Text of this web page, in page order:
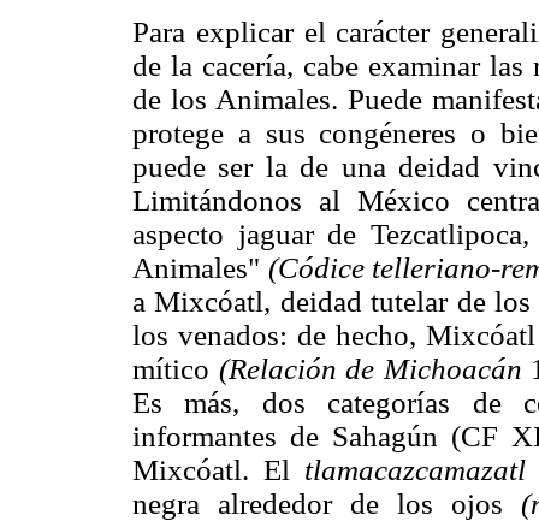
Para explicar el carácter
de la cacería, cabe examinar
de los Animales. Puede
protege a sus congéneres o
puede ser la de una deidad
Limitándonos al México
aspecto jaguar de
Animales" (Códice telleriano-
a Mixcóatl, deidad tutelar de los
los venados: de hecho,
mítico (Relación de Michoacán
Es más, dos categorías de
informantes de Sahagún (CF
Mixcóatl. El tlamacazcamazatl
negra alrededor de los ojos